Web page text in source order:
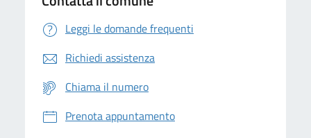
Leggi le domande frequenti
Richiedi assistenza
Chiama il numero
Prenota appuntamento